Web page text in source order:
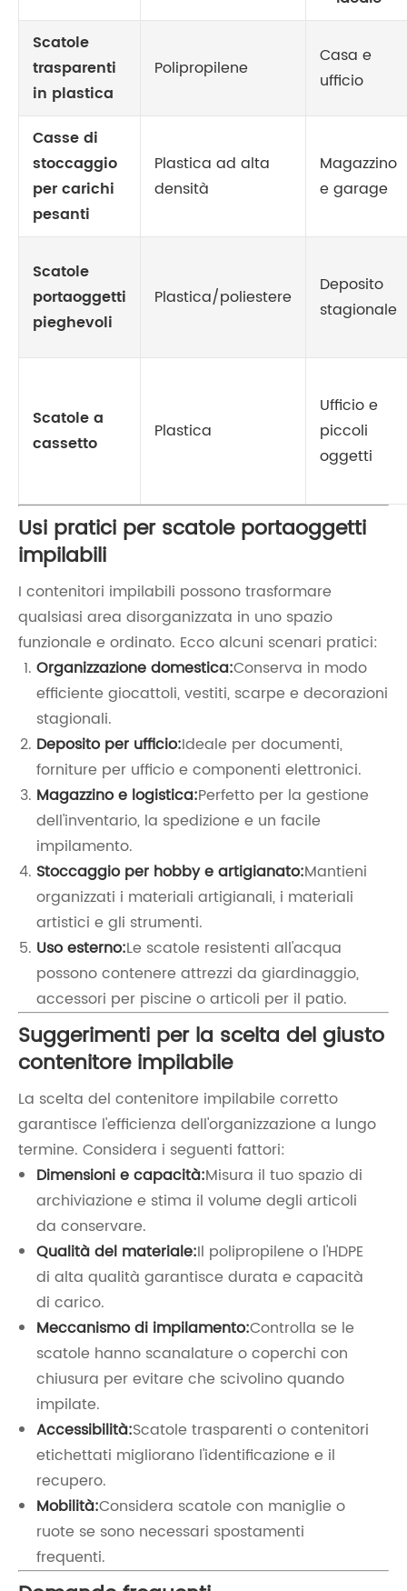
Scatole
trasparenti
in plastica
Polipropilene
Casa e
ufficio
Casse di
stoccaggio
per carichi
pesanti
Plastica ad alta
densità
Magazzino
e garage
Scatole
portaoggetti
pieghevoli
Plastica/poliestere
Deposito
stagionale
Scatole a
cassetto
Plastica
Ufficio e
piccoli
oggetti
Usi pratici per scatole portaoggetti
impilabili
I contenitori impilabili possono trasformare
qualsiasi area disorganizzata in uno spazio
funzionale e ordinato. Ecco alcuni scenari pratici:
Organizzazione domestica:Conserva in modo
efficiente giocattoli, vestiti, scarpe e decorazioni
stagionali.
Deposito per ufficio:Ideale per documenti,
forniture per ufficio e componenti elettronici.
Magazzino e logistica:Perfetto per la gestione
dell'inventario, la spedizione e un facile
impilamento.
Stoccaggio per hobby e artigianato:Mantieni
organizzati i materiali artigianali, i materiali
artistici e gli strumenti.
Uso esterno:Le scatole resistenti all'acqua
possono contenere attrezzi da giardinaggio,
accessori per piscine o articoli per il patio.
Suggerimenti per la scelta del giusto
contenitore impilabile
La scelta del contenitore impilabile corretto
garantisce l'efficienza dell'organizzazione a lungo
termine. Considera i seguenti fattori:
Dimensioni e capacità:Misura il tuo spazio di
archiviazione e stima il volume degli articoli
da conservare.
Qualità del materiale:Il polipropilene o l'HDPE
di alta qualità garantisce durata e capacità
di carico.
Meccanismo di impilamento:Controlla se le
scatole hanno scanalature o coperchi con
chiusura per evitare che scivolino quando
impilate.
Accessibilità:Scatole trasparenti o contenitori
etichettati migliorano l'identificazione e il
recupero.
Mobilità:Considera scatole con maniglie o
ruote se sono necessari spostamenti
frequenti.